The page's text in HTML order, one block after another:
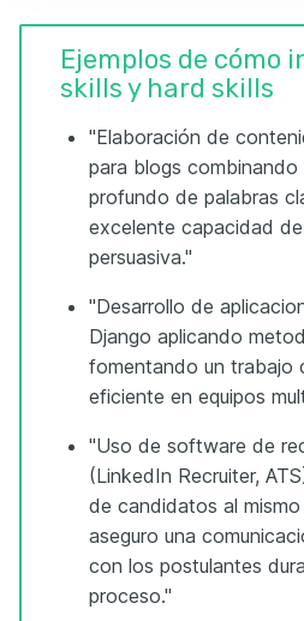
Ejemplos de cómo
skills y hard skills
"Elaboración de
para blogs combinando
profundo de palabras
excelente capacidad
persuasiva."
"Desarrollo de
Django aplicando
fomentando un trabajo
eficiente en equipos
"Uso de software de
(LinkedIn Recruiter,
de candidatos al
aseguro una
con los postulantes
proceso."